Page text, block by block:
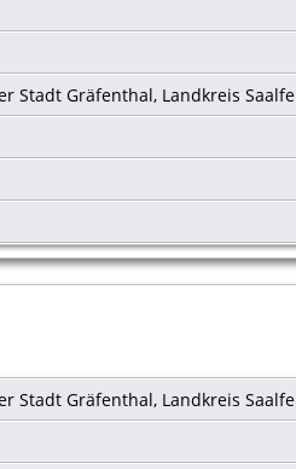
Stadt Gräfenthal, Landkreis
Stadt Gräfenthal, Landkreis